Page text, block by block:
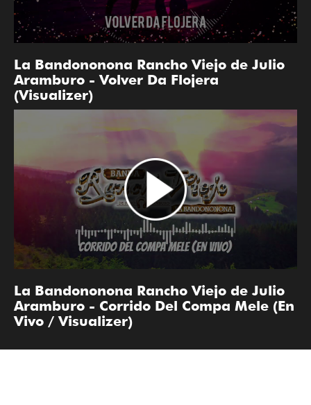
La Bandononona Rancho Viejo de Julio
Aramburo - Volver Da Flojera
(Visualizer)
La Bandononona Rancho Viejo de Julio
Aramburo - Corrido Del Compa Mele (En
Vivo / Visualizer)